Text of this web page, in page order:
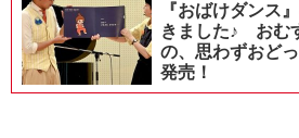
『おばけダンス
きました♪ おむ
の、思わずおど
発売！